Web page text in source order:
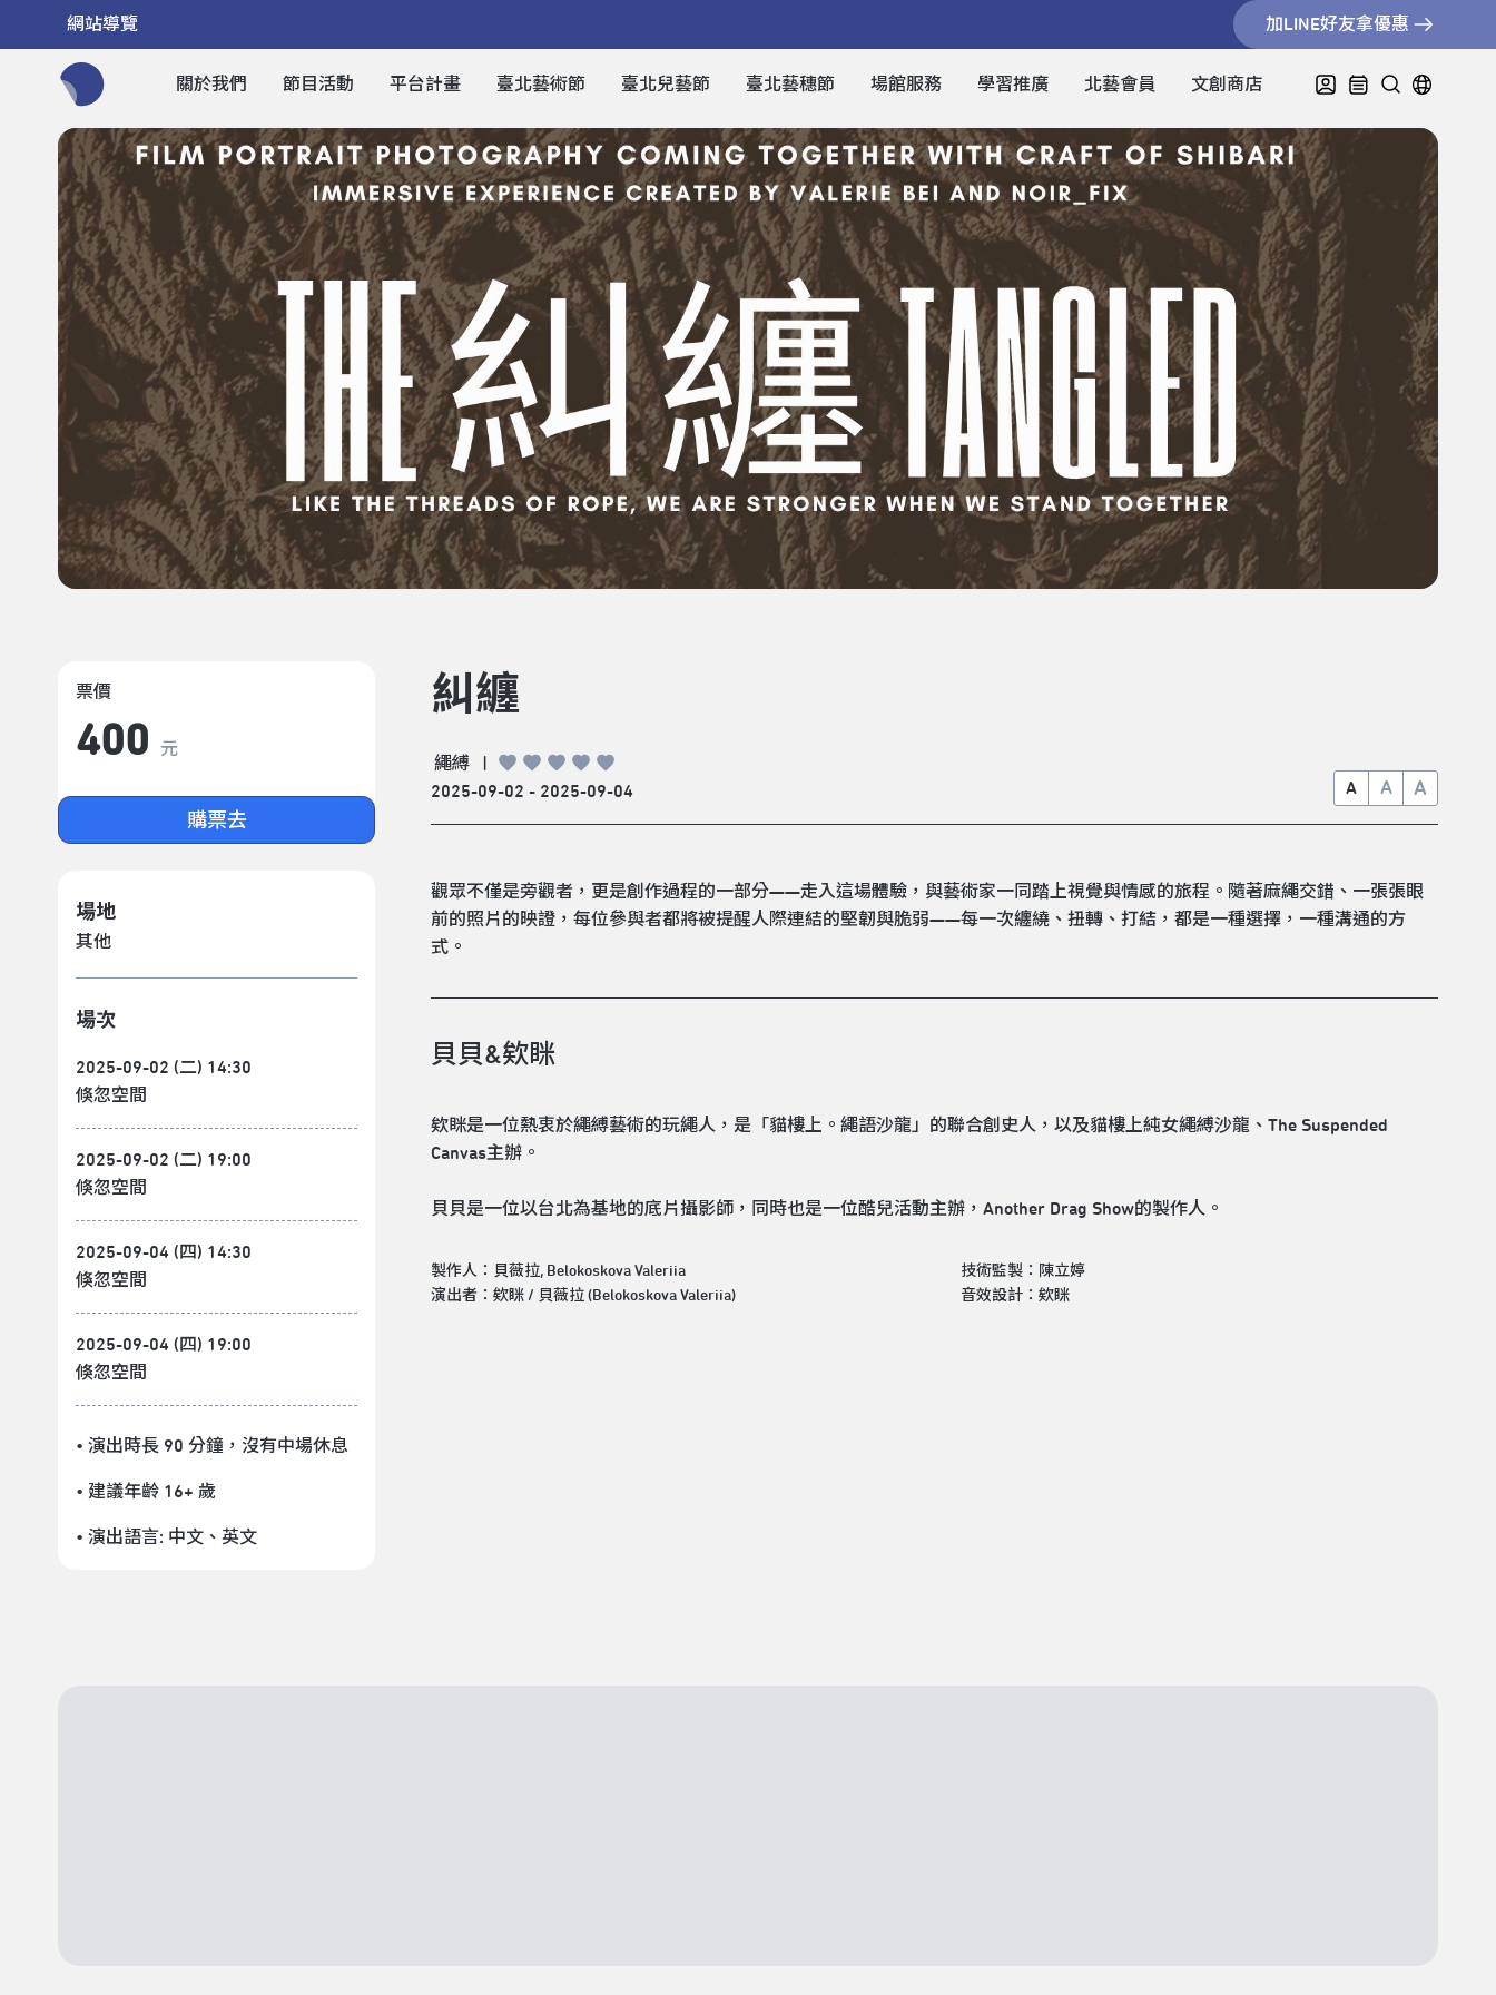
網站導覽 加LINE好友拿優惠
關於我們 節目活動 平台計畫 臺北藝術節 臺北兒藝節 臺北藝穗節 場館服務 學習推廣 北藝會員 文創商店
票價
400 元
購票去
場地
其他
場次
2025-09-02 (二) 14:30
倏忽空間
2025-09-02 (二) 19:00
倏忽空間
2025-09-04 (四) 14:30
倏忽空間
2025-09-04 (四) 19:00
倏忽空間
• 演出時長 90 分鐘 ，沒有中場休息
• 建議年齡 16+ 歲
• 演出語言: 中文 、 英文
糾纏
繩縛
2025-09-02 - 2025-09-04
A A A
觀眾不僅是旁觀者，更是創作過程的一部分——走入這場體驗，與藝術家一同踏上視覺與情感的旅程。隨著麻繩交錯、一張張眼
前的照片的映證，每位參與者都將被提醒人際連結的堅韌與脆弱——每一次纏繞、扭轉、打結，都是一種選擇，一種溝通的方
式。
貝貝&欸眯
欸眯是一位熱衷於繩縛藝術的玩繩人，是「貓樓上。繩語沙龍」的聯合創史人，以及貓樓上純女繩縛沙龍、The Suspended
Canvas主辦。
貝貝是一位以台北為基地的底片攝影師，同時也是一位酷兒活動主辦，Another Drag Show的製作人。
製作人：貝薇拉, Belokoskova Valeriia
演出者：欸眯 / 貝薇拉 (Belokoskova Valeriia)
技術監製：陳立婷
音效設計：欸眯